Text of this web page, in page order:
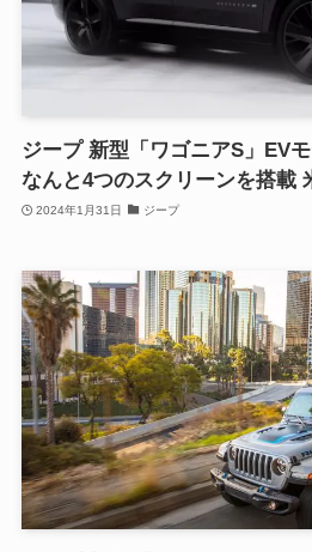
ジープ 新型「ワゴニアS」EV
なんと4つのスクリーンを搭載
2024年1月31日 ジープ